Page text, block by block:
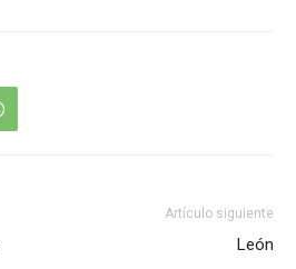
Artículo siguiente
León